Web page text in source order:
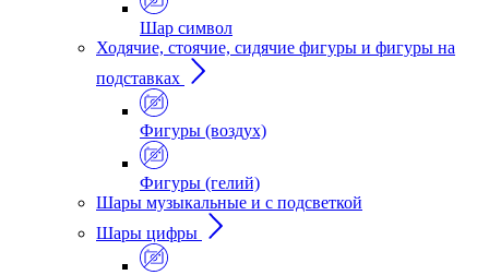
Шар символ
Ходячие, стоячие, сидячие фигуры и фигуры на
подставках
Фигуры (воздух)
Фигуры (гелий)
Шары музыкальные и с подсветкой
Шары цифры